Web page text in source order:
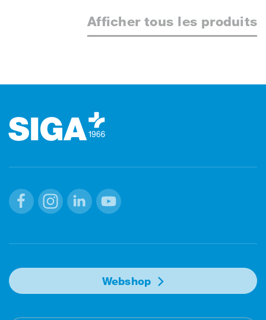
Afficher tous les produits
Webshop